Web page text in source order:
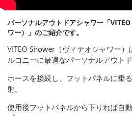
パーソナルアウトドアシャワー「
ワー）」のご紹介です。
VITEO Shower（ヴィテオシャワー
ルコニーに最適なパーソナルアウトド
ホースを接続し、フットパネルに乗
射。
使用後フットパネルから下りれば自